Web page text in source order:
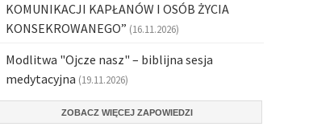
KOMUNIKACJI KAPŁANÓW I OSÓB ŻYCIA
KONSEKROWANEGO” (16.11.2026)
Modlitwa "Ojcze nasz" – biblijna sesja
medytacyjna (19.11.2026)
ZOBACZ WIĘCEJ ZAPOWIEDZI